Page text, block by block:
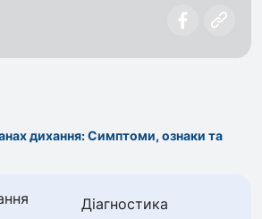
дихання: Симптоми, ознаки та
Діагностика